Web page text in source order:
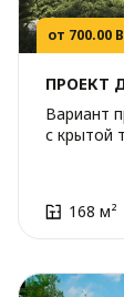
от 700.00
ПРОЕКТ
Вариант
с крытой
168 м²